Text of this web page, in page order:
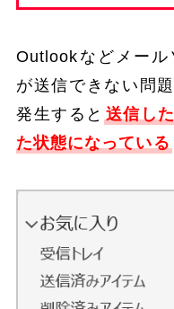
Outlookなどメー
が送信できない問
発生すると 送信し
た状態になっている